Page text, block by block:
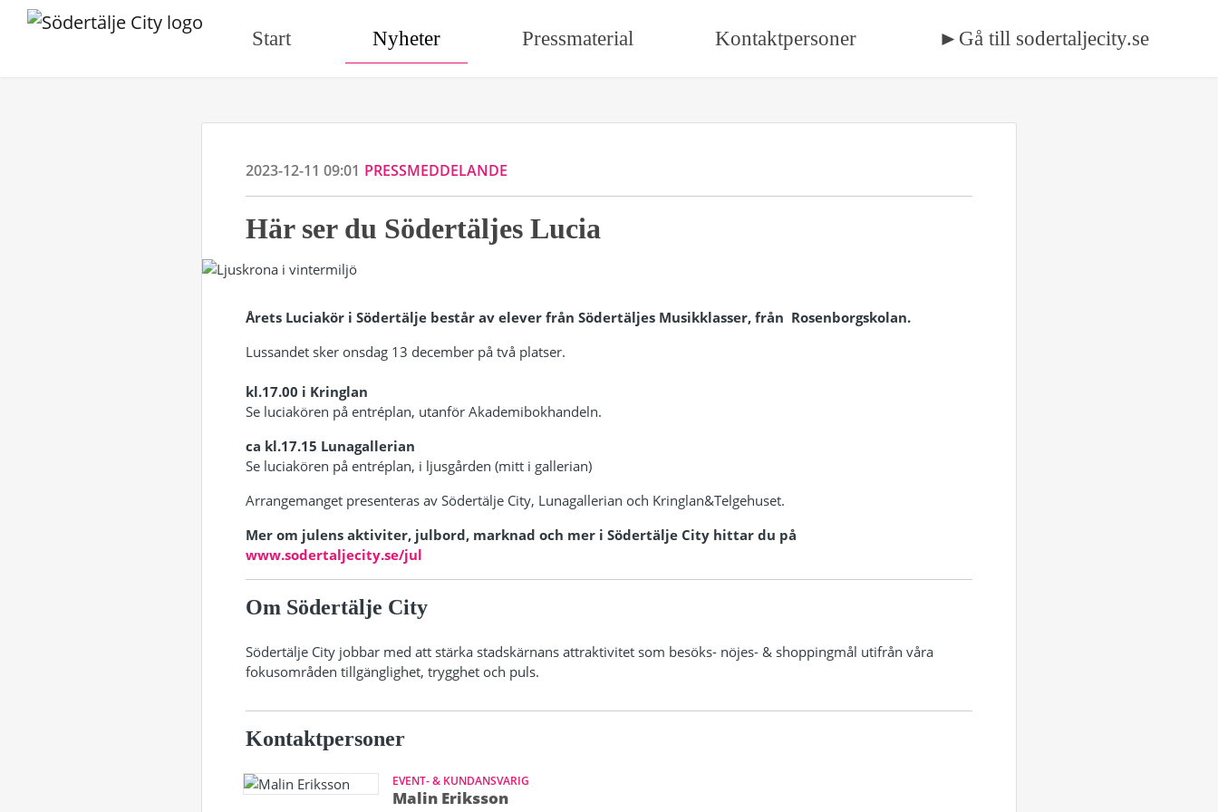
Start Nyheter Pressmaterial Kontaktpersoner ►Gå till sodertaljecity.se
2023-12-11 09:01 PRESSMEDDELANDE
Här ser du Södertäljes Lucia
Årets Luciakör i Södertälje består av elever från Södertäljes Musikklasser, från Rosenborgskolan.
Lussandet sker onsdag 13 december på två platser.
kl.17.00 i Kringlan
Se luciakören på entréplan, utanför Akademibokhandeln.
ca kl.17.15 Lunagallerian
Se luciakören på entréplan, i ljusgården (mitt i gallerian)
Arrangemanget presenteras av Södertälje City, Lunagallerian och Kringlan&Telgehuset.
Mer om julens aktiviter, julbord, marknad och mer i Södertälje City hittar du på
www.sodertaljecity.se/jul
Om Södertälje City
Södertälje City jobbar med att stärka stadskärnans attraktivitet som besöks- nöjes- & shoppingmål utifrån våra
fokusområden tillgänglighet, trygghet och puls.
Kontaktpersoner
EVENT- & KUNDANSVARIG
Malin Eriksson